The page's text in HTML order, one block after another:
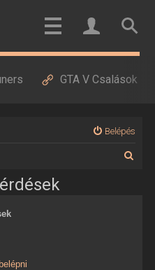
GTA V Csalások
Belépés